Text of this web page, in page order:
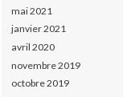
mai 2021
janvier 2021
avril 2020
novembre 2019
octobre 2019